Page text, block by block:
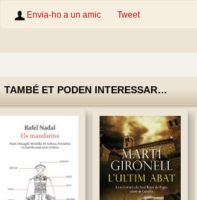
Envia-ho a un amic Tweet
TAMBÉ ET PODEN INTERESSAR…